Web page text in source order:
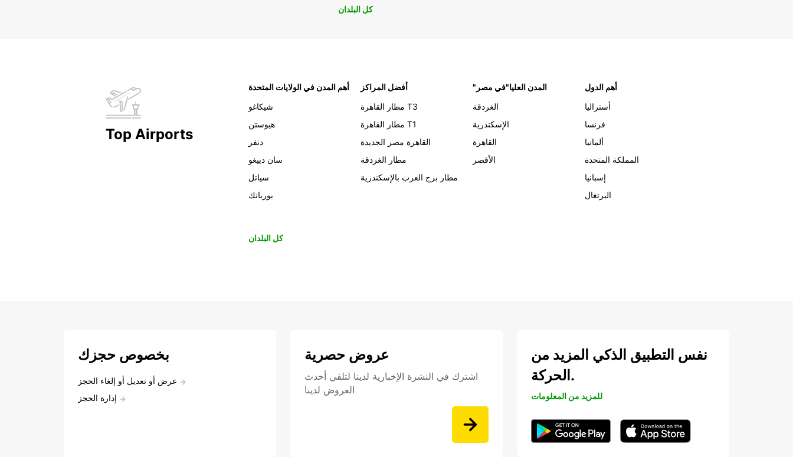
كل البلدان
Top Airports
أهم المدن في الولايات المتحدة
شيكاغو
هيوستن
دنفر
سان دييغو
سياتل
بوربانك
أفضل المراكز
مطار القاهرة T3
مطار القاهرة T1
القاهرة مصر الجديدة
مطار الغردقة
مطار برج العرب بالإسكندرية
"المدن العليا"في مصر
الغردقة
الإسكندرية
القاهرة
الأقصر
أهم الدول
أستراليا
فرنسا
ألمانيا
المملكة المتحدة
إسبانيا
البرتغال
كل البلدان
بخصوص حجزك
عرض أو تعديل أو إلغاء الحجز
إدارة الحجز
عروض حصرية
اشترك في النشرة الإخبارية لدينا لتلقي أحدث
العروض لدينا
نفس التطبيق الذكي المزيد من
الحركة.
للمزيد من المعلومات